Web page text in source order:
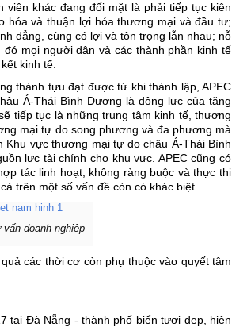
khác đang đối mặt là phải tiếp tục kiên
hóa và thuận lợi hóa thương mại và đầu tư;
đẳng, cùng có lợi và tôn trọng lẫn nhau; nỗ
mọi người dân và các thành phần kinh tế
kinh tế.
thành tựu đạt được từ khi thành lập, APEC
Á-Thái Bình Dương là động lực của tăng
tiếp tục là những trung tâm kinh tế, thương
mại tự do song phương và đa phương mà
vực thương mại tự do châu Á-Thái Bình
lực tài chính cho khu vực. APEC cũng có
tác linh hoạt, không ràng buộc và thực thi
trên một số vấn đề còn có khác biệt.
doanh nghiệp
các thời cơ còn phụ thuộc vào quyết tâm
tại Đà Nẵng - thành phố biển tươi đẹp, hiện